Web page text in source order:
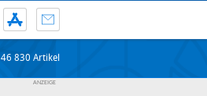
46 830 Artikel